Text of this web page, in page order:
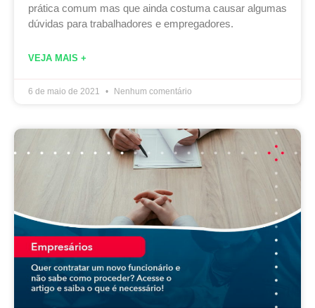
prática comum mas que ainda costuma causar algumas
dúvidas para trabalhadores e empregadores.
VEJA MAIS +
6 de maio de 2021 Nenhum comentário